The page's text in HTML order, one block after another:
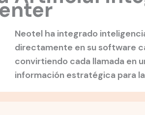
Neotel ha integrado
directamente en su software
convirtiendo cada llamada en
información estratégica para